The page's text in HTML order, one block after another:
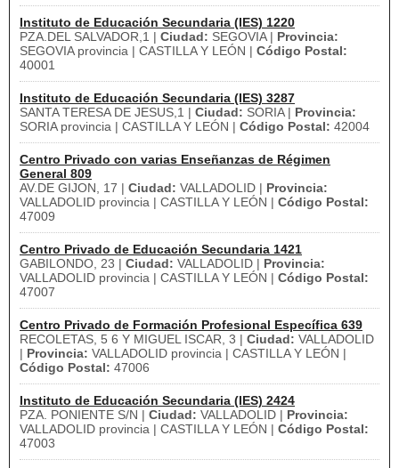
Instituto de Educación Secundaria (IES) 1220
PZA.DEL SALVADOR,1 | Ciudad: SEGOVIA | Provincia:
SEGOVIA provincia | CASTILLA Y LEÓN | Código Postal:
40001
Instituto de Educación Secundaria (IES) 3287
SANTA TERESA DE JESUS,1 | Ciudad: SORIA | Provincia:
SORIA provincia | CASTILLA Y LEÓN | Código Postal: 42004
Centro Privado con varias Enseñanzas de Régimen
General 809
AV.DE GIJON, 17 | Ciudad: VALLADOLID | Provincia:
VALLADOLID provincia | CASTILLA Y LEÓN | Código Postal:
47009
Centro Privado de Educación Secundaria 1421
GABILONDO, 23 | Ciudad: VALLADOLID | Provincia:
VALLADOLID provincia | CASTILLA Y LEÓN | Código Postal:
47007
Centro Privado de Formación Profesional Específica 639
RECOLETAS, 5 6 Y MIGUEL ISCAR, 3 | Ciudad: VALLADOLID
| Provincia: VALLADOLID provincia | CASTILLA Y LEÓN |
Código Postal: 47006
Instituto de Educación Secundaria (IES) 2424
PZA. PONIENTE S/N | Ciudad: VALLADOLID | Provincia:
VALLADOLID provincia | CASTILLA Y LEÓN | Código Postal:
47003